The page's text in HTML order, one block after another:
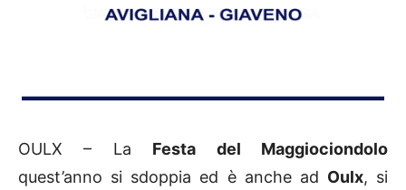
OULX – La Festa del Maggiociondolo
quest’anno si sdoppia ed è anche ad Oulx, si